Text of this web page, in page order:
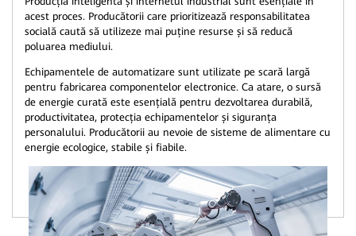
acest proces. Producătorii care prioritizează responsabilitatea
socială caută să utilizeze mai puține resurse și să reducă
poluarea mediului.
Echipamentele de automatizare sunt utilizate pe scară largă
pentru fabricarea componentelor electronice. Ca atare, o sursă
de energie curată este esențială pentru dezvoltarea durabilă,
productivitatea, protecția echipamentelor și siguranța
personalului. Producătorii au nevoie de sisteme de alimentare cu
energie ecologice, stabile și fiabile.